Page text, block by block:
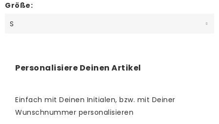
Größe:
Personalisiere Deinen Artikel
Einfach mit Deinen Initialen, bzw. mit Deiner
Wunschnummer personalisieren